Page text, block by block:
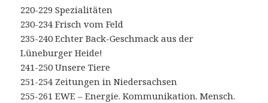
220-229 Spezialitäten
230-234 Frisch vom Feld
235-240 Echter Back-Geschmack aus der
Lüneburger Heide!
241-250 Unsere Tiere
251-254 Zeitungen in Niedersachsen
255-261 EWE – Energie. Kommunikation. Mensch.